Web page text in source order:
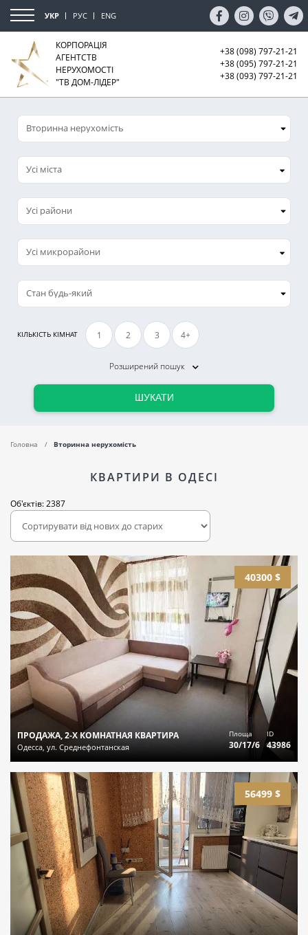
УКР РУС ENG
КОРПОРАЦІЯ
АГЕНТСТВ
НЕРУХОМОСТІ
"ТВ ДОМ-ЛІДЕР"
+38 (098) 797-21-21
+38 (095) 797-21-21
+38 (093) 797-21-21
Усі міста
Усі микрорайони
КІЛЬКІСТЬ КІМНАТ 1 2 3 4+
Розширений пошук
ШУКАТИ
Головна Вторинна нерухомість
КВАРТИРИ В ОДЕСІ
Об'єктів: 2387
40300 $
ПРОДАЖА, 2-Х КОМНАТНАЯ КВАРТИРА
Одесса, ул. Среднефонтанская
Площа
30/17/6
ID
43986
56499 $